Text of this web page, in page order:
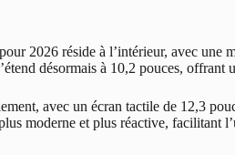
2026 réside à l’intérieur, avec
désormais à 10,2 pouces,
avec un écran tactile de 12,3
moderne et plus réactive, facilitant